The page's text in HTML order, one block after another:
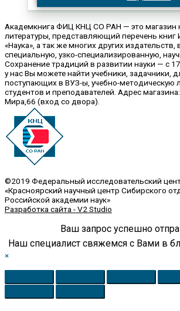
Академкнига ФИЦ КНЦ СО РАН — это магазин
литературы, представляющий перечень книг
«Наука», а так же многих других
специальную, узко-специализированную,
Сохранение традиций в развитии науки — с
у нас Вы можете найти учебники, задачники,
поступающих в ВУЗ-ы, учебно-методическую
студентов и преподавателей. Адрес
Мира,66 (вход со двора).
©2019 Федеральный исследовательский
«Красноярский научный центр Сибирского
Российской академии наук»
Разработка сайта - V2 Studio
Ваш запрос успешно
Наш специалист свяжемся с Вами в
×